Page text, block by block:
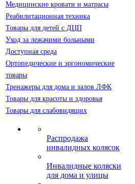
Медицинские кровати и матрасы
Реабилитационная техника
Товары для детей с ДЦП
Уход за лежачими больными
Доступная среда
Ортопедические и эргономические
товары
Тренажеры для дома и залов ЛФК
Товары для красоты и здоровья
Товары для слабовидящих
Распродажа
инвалидных колясок
Инвалидные коляски
для дома и улицы